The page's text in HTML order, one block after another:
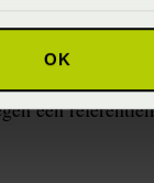
OK
een